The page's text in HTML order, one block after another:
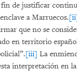
de justificar
a Marruecos.
que no se
en territorio
[iii] La
interpretación en